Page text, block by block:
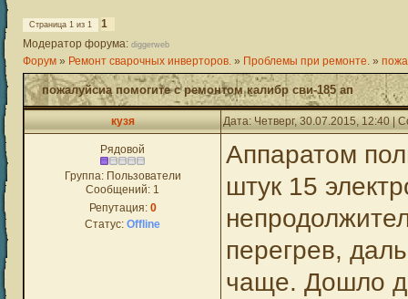
Страница 1 из 1
1
Модератор форума: diggerweb
Форум » Ремонт сварочных инверторов. » Проблемы при ремонте. »
пожалуйсиа помогите с ремонтом калибр сви-185 ап
кузя Дата: Четверг, 30.07.2015, 12:40 |
Рядовой
Группа: Пользователи
Сообщений: 1
Репутация: 0
Статус: Offline
Аппаратом
штук 15
перегрев,
чаще. Дошло